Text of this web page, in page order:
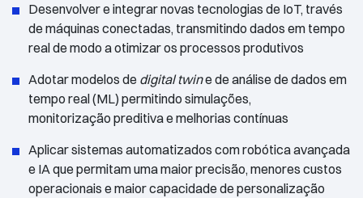
Desenvolver e integrar novas tecnologias de IoT, través
de máquinas conectadas, transmitindo dados em tempo
real de modo a otimizar os processos produtivos
Adotar modelos de digital twin​​ e de análise de dados em
tempo real (ML) permitindo simulações,
monitorização preditiva e melhorias contínuas
Aplicar sistemas automatizados com robótica avançada
e IA que permitam uma maior precisão, menores custos
operacionais e maior capacidade de personalização